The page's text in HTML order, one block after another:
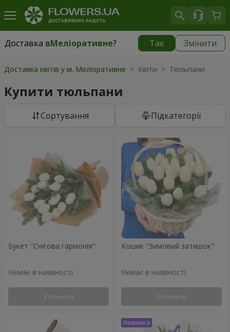
Доставка вМеліоративне? Так Змінити
Доставка вМеліоративне|безкоштовно
Доставка квітів у м. Меліоративне > Квіти > Тюльпани
Купити тюльпани
Сортування Підкатегорії
Букет "Снігова гармонія"
Немає в наявності
Уточнити
Кошик "Зимовий затишок"
Немає в наявності
Уточнити